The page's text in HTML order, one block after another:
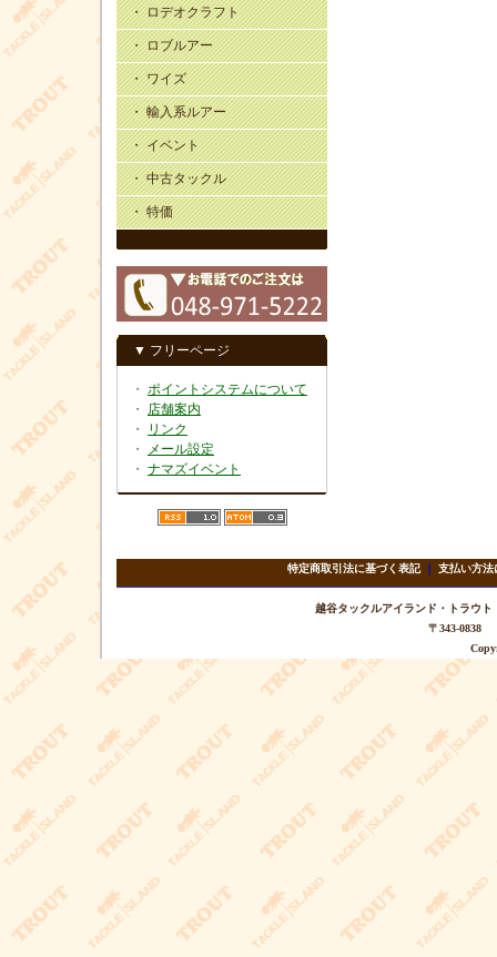
・ ロデオクラフト
・ ロブルアー
・ ワイズ
・ 輸入系ルアー
・ イベント
・ 中古タックル
・ 特価
▼ フリーページ
・ ポイントシステムについて
・ 店舗案内
・
リンク
・
メール設定
・ ナマズイベント
特定商取引法に基づく表記｜ 支払い方法
越谷タックルアイランド・トラ
〒343-0838